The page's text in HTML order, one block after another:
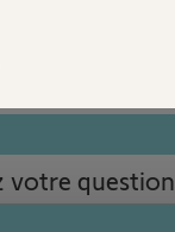
votre question